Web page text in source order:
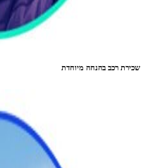
שכירת רכב בהנחה מיוחדת